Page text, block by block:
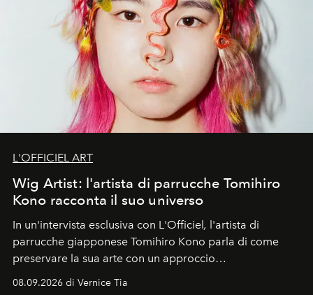
L'OFFICIEL ART
Wig Artist: l'artista di parrucche Tomihiro
Kono racconta il suo universo
In un'intervista esclusiva con L'Officiel , l'artista di
parrucche giapponese Tomihiro Kono parla di come
preservare la sua arte con un approccio
contemporaneo.
08.09.2026 di Vernice Tia